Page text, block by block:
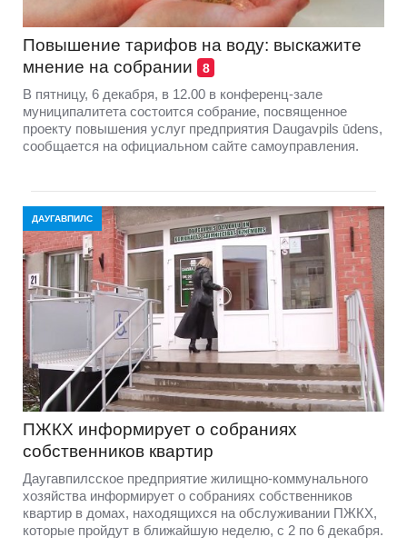
Повышение тарифов на воду: выскажите
мнение на собрании
8
В пятницу, 6 декабря, в 12.00 в конференц-зале
муниципалитета состоится собрание, посвященное
проекту повышения услуг предприятия Daugavpils ūdens,
сообщается на официальном сайте самоуправления.
ДАУГАВПИЛС
ПЖКХ информирует о собраниях
собственников квартир
Даугавпилсское предприятие жилищно-коммунального
хозяйства информирует о собраниях собственников
квартир в домах, находящихся на обслуживании ПЖКХ,
которые пройдут в ближайшую неделю, с 2 по 6 декабря.